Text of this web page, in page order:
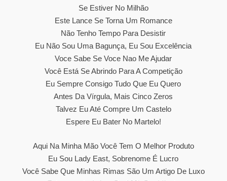
Se Estiver No Milhão
Este Lance Se Torna Um Romance
Não Tenho Tempo Para Desistir
Eu Não Sou Uma Bagunça, Eu Sou Excelência
Voce Sabe Se Voce Nao Me Ajudar
Você Está Se Abrindo Para A Competição
Eu Sempre Consigo Tudo Que Eu Quero
Antes Da Vírgula, Mais Cinco Zeros
Talvez Eu Até Compre Um Castelo
Espere Eu Bater No Martelo!
Aqui Na Minha Mão Você Tem O Melhor Produto
Eu Sou Lady East, Sobrenome É Lucro
Você Sabe Que Minhas Rimas São Um Artigo De Luxo